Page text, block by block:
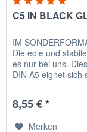
C5 IN BLACK
IM
Die edle und
es nur bei uns.
DIN A5 eignet sich
8,55 € *
Merken